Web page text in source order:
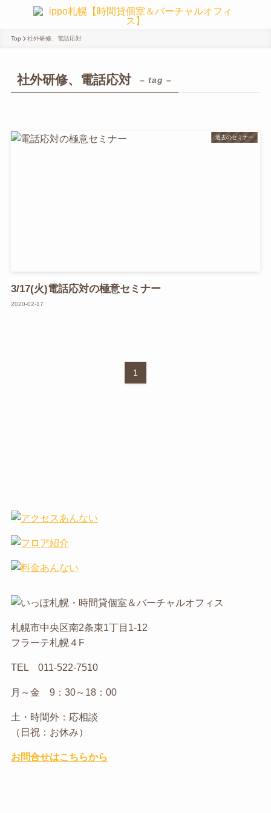
Top 社外研修、電話応対
社外研修、電話応対 – tag –
過去のセミナー
3/17(火)電話応対の極意セミナー
2020-02-17
1
札幌市中央区南2条東1丁目1-12
フラーテ札幌４F
TEL 011-522-7510
月～金 9：30～18：00
土・時間外：応相談
（日祝：お休み）
お問合せはこちらから